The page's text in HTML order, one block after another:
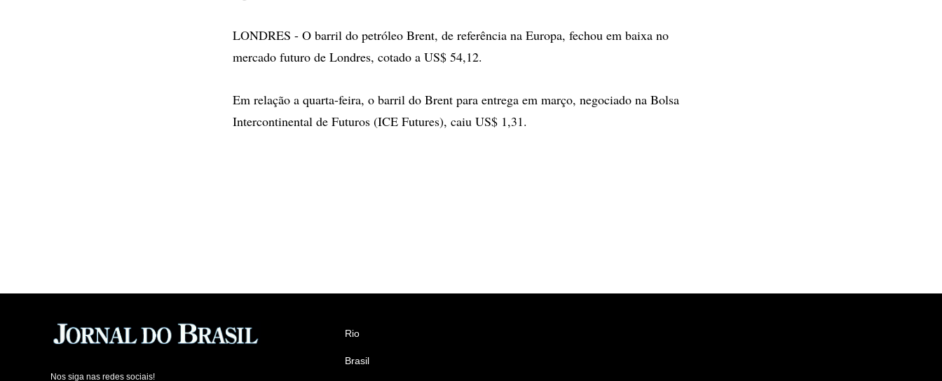
LONDRES - O barril do petróleo Brent, de referência na Europa, fechou em baixa no
mercado futuro de Londres, cotado a US$ 54,12.
Em relação a quarta-feira, o barril do Brent para entrega em março, negociado na Bolsa
Intercontinental de Futuros (ICE Futures), caiu US$ 1,31.
Nos siga nas redes sociais!
Rio
Brasil